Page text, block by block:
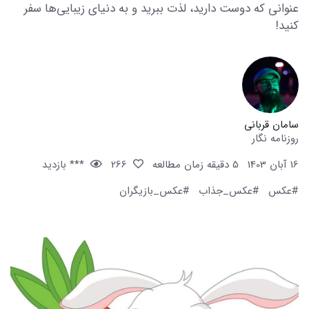
عنوانی که دوست دارید، لذت ببرید و به دنیای زیبایی‌ها سفر
کنید!
سامان قربانی
روزنامه نگار
16 آبان 1403
5 دقیقه زمان مطالعه
*** بازدید
#عکس
#عکس_جذاب #عکس_بازیگران